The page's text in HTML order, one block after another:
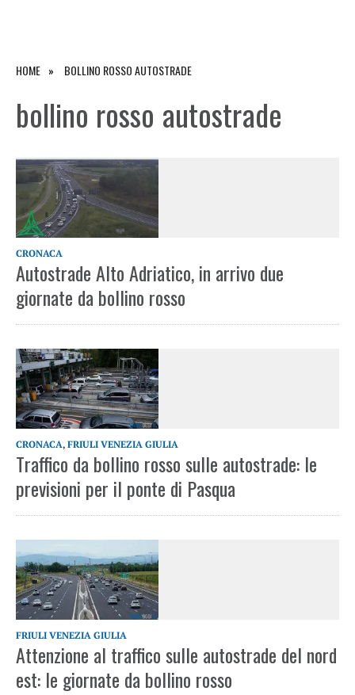
HOME BOLLINO ROSSO AUTOSTRADE
bollino rosso autostrade
CRONACA
Autostrade Alto Adriatico, in arrivo due
giornate da bollino rosso
CRONACA, FRIULI VENEZIA GIULIA
Traffico da bollino rosso sulle autostrade: le
previsioni per il ponte di Pasqua
FRIULI VENEZIA GIULIA
Attenzione al traffico sulle autostrade del nord
est: le giornate da bollino rosso